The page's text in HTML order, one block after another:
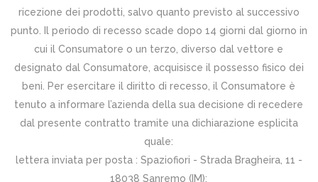
ricezione dei prodotti, salvo quanto previsto al successivo
punto. Il periodo di recesso scade dopo 14 giorni dal giorno in
cui il Consumatore o un terzo, diverso dal vettore e
designato dal Consumatore, acquisisce il possesso fisico dei
beni. Per esercitare il diritto di recesso, il Consumatore è
tenuto a informare l’azienda della sua decisione di recedere
dal presente contratto tramite una dichiarazione esplicita
quale:
lettera inviata per posta : Spaziofiori - Strada Bragheira, 11 -
18038 Sanremo (IM);